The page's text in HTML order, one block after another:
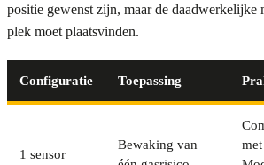
positie gewenst zijn, maar de daadwerkelijke
plek moet plaatsvinden.
Configuratie Toepassing
1 sensor
Bewaking van